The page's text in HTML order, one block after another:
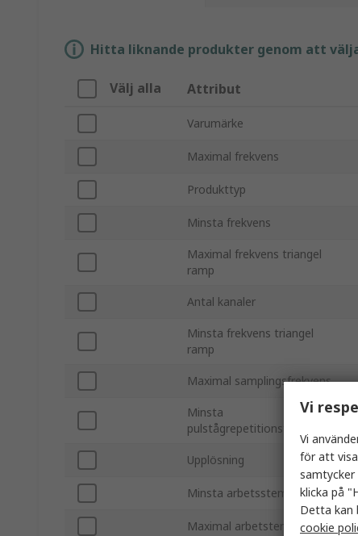
Hitta liknande produkter genom att
Välj alla Attribut
Varumärke
Maximal frekvens
Produkttyp
Minsta frekvens
Maximal frekvens triangel
ramp
Antal kanaler
Minsta frekvens triangel
ramp
Maximal samplingsfrekvens
Minsta
pulstågrepetitionsfrekvens
Upplösning
Minsta arbetsstemperatur
Maximal arbetstemperatur
Vi
Vi
för att
samtycker
klicka på
Detta kan
cookie